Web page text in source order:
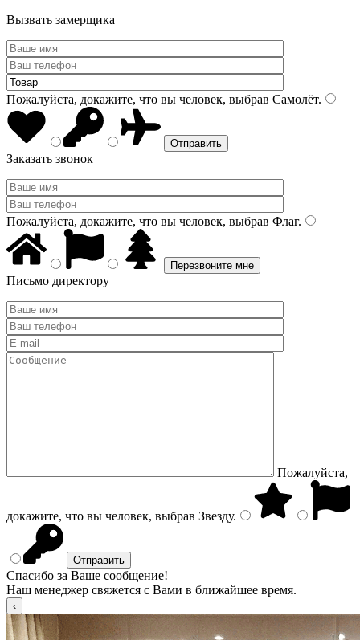
Вызвать замерщика
Пожалуйста, докажите, что вы человек, выбрав Самолёт.
Заказать звонок
Пожалуйста, докажите, что вы человек, выбрав Флаг.
Письмо директору
Пожалуйста,
докажите, что вы человек, выбрав Звезду.
Спасибо за Ваше сообщение!
Наш менеджер свяжется с Вами в ближайшее время.